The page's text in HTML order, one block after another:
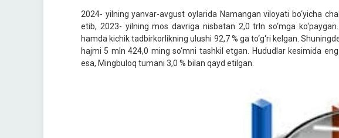
2024- yilning yanvar-avgust oylarida Namangan viloyati bo‘yicha
etib, 2023- yilning mos davriga nisbatan 2,0 trln so‘mga
hamda kichik tadbirkorlikning ulushi 92,7 % ga to‘g‘ri kelgan.
hajmi 5 mln 424,0 ming so‘mni tashkil etgan. Hududlar kesimida
esa, Mingbuloq tumani 3,0 % bilan qayd etilgan.